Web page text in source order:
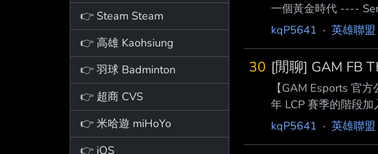
👉 Steam Steam
👉 高雄 Kaohsiung
👉 羽球 Badminton
👉 超商 CVS
👉 米哈遊 miHoYo
👉 iOS
一個黃金時代 ----
kqP5641 · 英雄聯
30 [閒聊] GAM FB
【GAM Esports 官
年 LCP 賽季的階段
圖。憑藉著天賦、努
kqP5641 · 英雄聯